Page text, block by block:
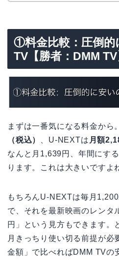
①料金比較：圧倒的
TV【勝者：DMM TV
まずは一番気になる料金から
（税込）
、U-NEXTは 月額
なんと月1,639円、年間にす
ります。これは大きいですよ
もちろんU-NEXTは毎月
で、それを最新映画のレンタ
円」という見方もできます。
月きっちり使い切る前提が必
金額」で比べればDMM TVの